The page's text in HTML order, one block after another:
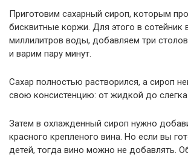
Приготовим сахарный сироп, которым
бисквитные коржи. Для этого в сотейник
миллилитров воды, добавляем три
и варим пару минут.
Сахар полностью растворился, а сироп
свою консистенцию: от жидкой до слегка
Затем в охлажденный сироп нужно
красного крепленого вина. Но если вы
детей, тогда вино можно не добавлять.